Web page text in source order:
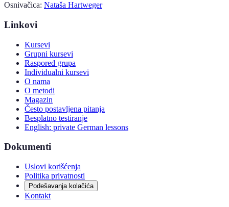
Osnivačica: Nataša Hartweger
Linkovi
Kursevi
Grupni kursevi
Raspored grupa
Individualni kursevi
O nama
O metodi
Magazin
Često postavljena pitanja
Besplatno testiranje
English: private German lessons
Dokumenti
Uslovi korišćenja
Politika privatnosti
Podešavanja kolačića
Kontakt